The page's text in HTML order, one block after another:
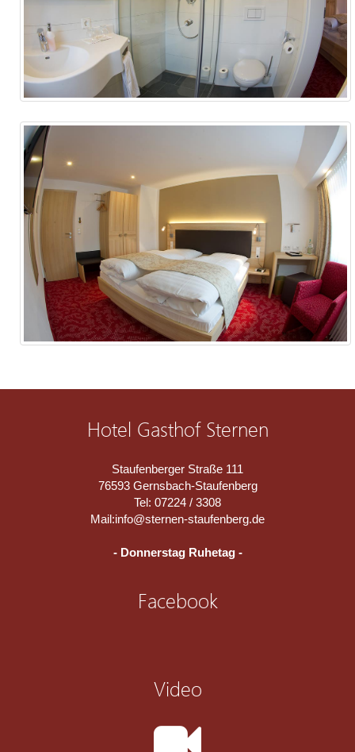
Hotel Gasthof Sternen
Staufenberger Straße 111
76593 Gernsbach-Staufenberg
Tel: 07224 / 3308
Mail:info@sternen-staufenberg.de
- Donnerstag Ruhetag -
Facebook
Video